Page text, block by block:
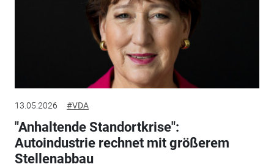
13.05.2026 #VDA
"Anhaltende Standortkrise":
Autoindustrie rechnet mit größerem
Stellenabbau